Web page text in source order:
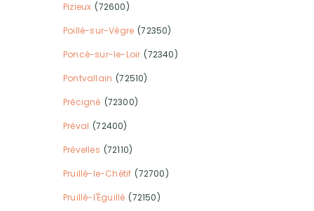
Pizieux (72600)
Poillé-sur-Vègre (72350)
Poncé-sur-le-Loir (72340)
Pontvallain (72510)
Précigné (72300)
Préval (72400)
Prévelles (72110)
Pruillé-le-Chétif (72700)
Pruillé-l'Éguillé (72150)